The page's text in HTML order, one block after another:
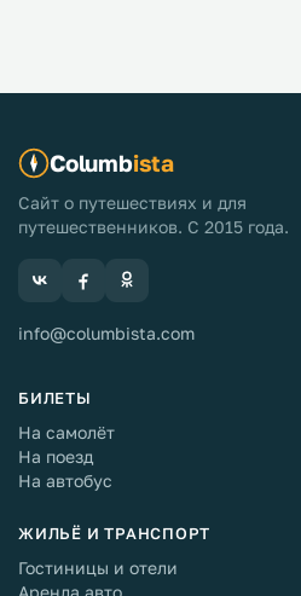
Columbista
Сайт о путешествиях и для
путешественников. С 2015 года.
info@columbista.com
БИЛЕТЫ
На самолёт
На поезд
На автобус
ЖИЛЬЁ И ТРАНСПОРТ
Гостиницы и отели
Аренда авто